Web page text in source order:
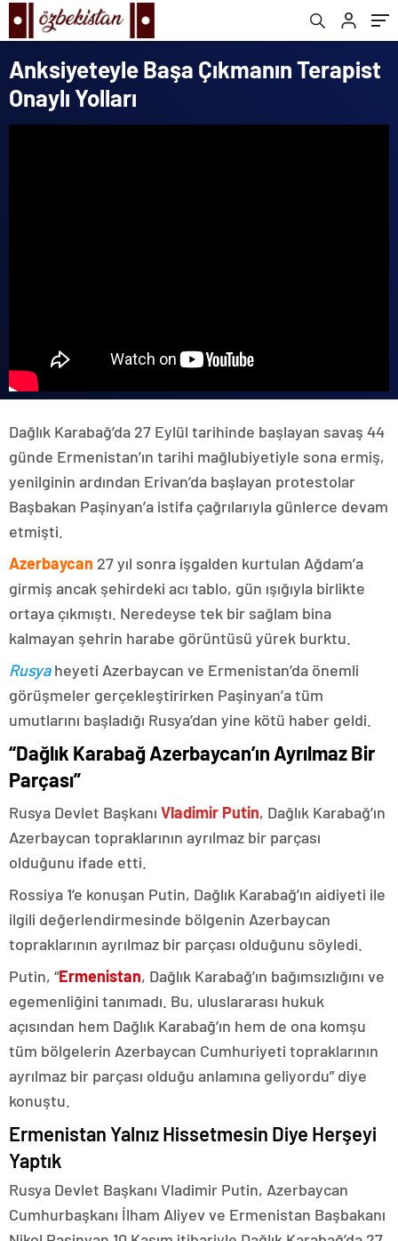
Anksiyeteyle Başa Çıkmanın Terapist
Onaylı Yolları
Dağlık Karabağ’da 27 Eylül tarihinde başlayan savaş 44
günde Ermenistan’ın tarihi mağlubiyetiyle sona ermiş,
yenilginin ardından Erivan’da başlayan protestolar
Başbakan Paşinyan’a istifa çağrılarıyla günlerce devam
etmişti.
Azerbaycan 27 yıl sonra işgalden kurtulan Ağdam’a
girmiş ancak şehirdeki acı tablo, gün ışığıyla birlikte
ortaya çıkmıştı. Neredeyse tek bir sağlam bina
kalmayan şehrin harabe görüntüsü yürek burktu.
Rusyaheyeti Azerbaycan ve Ermenistan’da önemli
görüşmeler gerçekleştirirken Paşinyan’a tüm
umutlarını başladığı Rusya’dan yine kötü haber geldi.
“Dağlık Karabağ Azerbaycan’ın Ayrılmaz Bir
Parçası”
Rusya Devlet Başkanı Vladimir Putin, Dağlık Karabağ’ın
Azerbaycan topraklarının ayrılmaz bir parçası
olduğunu ifade etti.
Rossiya 1’e konuşan Putin, Dağlık Karabağ’ın aidiyeti ile
ilgili değerlendirmesinde bölgenin Azerbaycan
topraklarının ayrılmaz bir parçası olduğunu söyledi.
Putin, “Ermenistan, Dağlık Karabağ’ın bağımsızlığını ve
egemenliğini tanımadı. Bu, uluslararası hukuk
açısından hem Dağlık Karabağ’ın hem de ona komşu
tüm bölgelerin Azerbaycan Cumhuriyeti topraklarının
ayrılmaz bir parçası olduğu anlamına geliyordu” diye
konuştu.
Ermenistan Yalnız Hissetmesin Diye Herşeyi
Yaptık
Rusya Devlet Başkanı Vladimir Putin, Azerbaycan
Cumhurbaşkanı İlham Aliyev ve Ermenistan Başbakanı